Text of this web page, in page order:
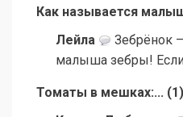
Как называется
Лейла
Зебрёнок
малыша зебры! Если
Томаты в мешках:... (1 )